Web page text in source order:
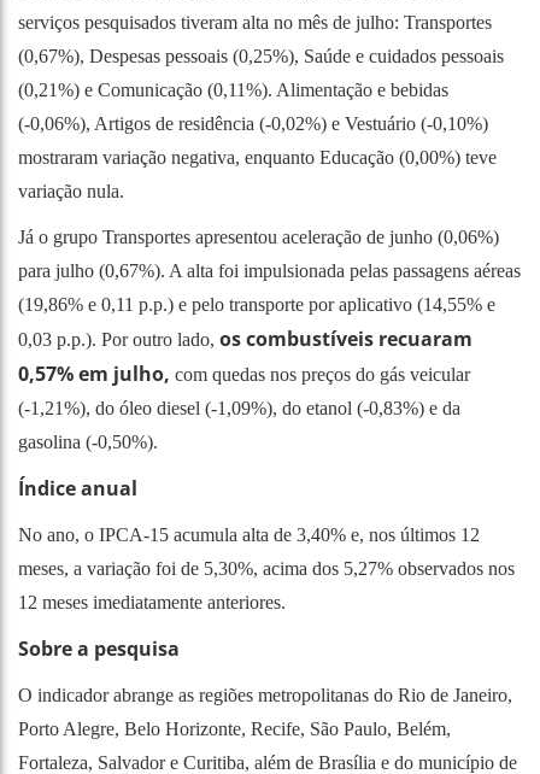
serviços pesquisados tiveram alta no mês de julho: Transportes
(0,67%), Despesas pessoais (0,25%), Saúde e cuidados pessoais
(0,21%) e Comunicação (0,11%). Alimentação e bebidas
(-0,06%), Artigos de residência (-0,02%) e Vestuário (-0,10%)
mostraram variação negativa, enquanto Educação (0,00%) teve
variação nula.
Já o grupo Transportes apresentou aceleração de junho (0,06%)
para julho (0,67%). A alta foi impulsionada pelas passagens aéreas
(19,86% e 0,11 p.p.) e pelo transporte por aplicativo (14,55% e
0,03 p.p.). Por outro lado, os combustíveis recuaram
0,57% em julho, com quedas nos preços do gás veicular
(-1,21%), do óleo diesel (-1,09%), do etanol (-0,83%) e da
gasolina (-0,50%).
Índice anual
No ano, o IPCA-15 acumula alta de 3,40% e, nos últimos 12
meses, a variação foi de 5,30%, acima dos 5,27% observados nos
12 meses imediatamente anteriores.
Sobre a pesquisa
O indicador abrange as regiões metropolitanas do Rio de Janeiro,
Porto Alegre, Belo Horizonte, Recife, São Paulo, Belém,
Fortaleza, Salvador e Curitiba, além de Brasília e do município de